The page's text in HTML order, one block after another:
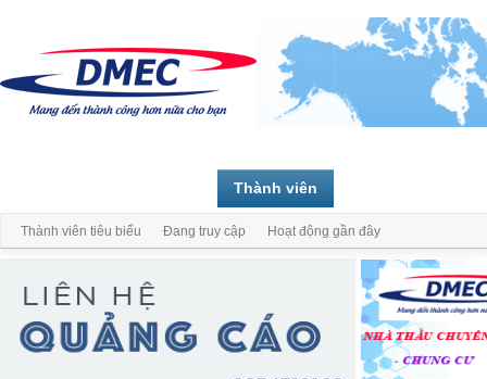
Thành viên
Thành viên tiêu biểu Đang truy cập Hoạt động gần đây